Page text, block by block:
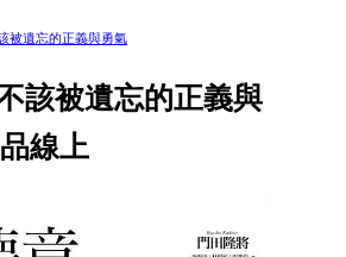
被遺忘的正義與勇氣
該被遺忘的正義與
線上